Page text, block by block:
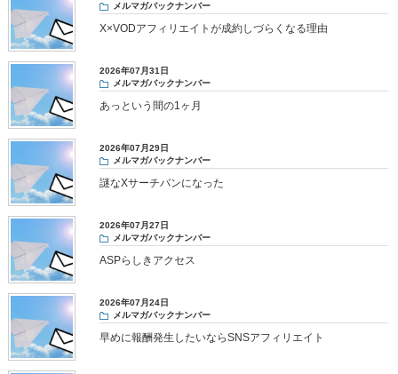
メルマガバックナンバー
X×VODアフィリエイトが成約しづらくなる理由
2026年07月31日
メルマガバックナンバー
あっという間の1ヶ月
2026年07月29日
メルマガバックナンバー
謎なXサーチバンになった
2026年07月27日
メルマガバックナンバー
ASPらしきアクセス
2026年07月24日
メルマガバックナンバー
早めに報酬発生したいならSNSアフィリエイト